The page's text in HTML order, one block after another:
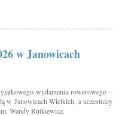
w Janowicach
wydarzenia rowerowego –
w Janowicach Wielkich, a uczestnicy
Wandy Rutkiewicz.